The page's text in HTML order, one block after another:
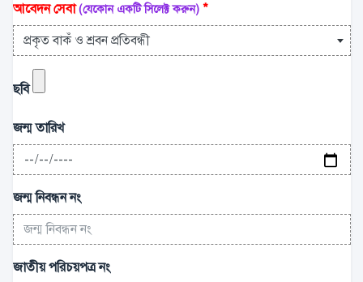
আবেদন সেবা(যেকোন একটি সিলেক্ট করুন) *
প্রকৃত বাকঁ ও শ্রবন প্রতিবন্ধী
ছবি
জন্ম তারিখ
জন্ম নিবন্ধন নং
জাতীয় পরিচয়পত্র নং